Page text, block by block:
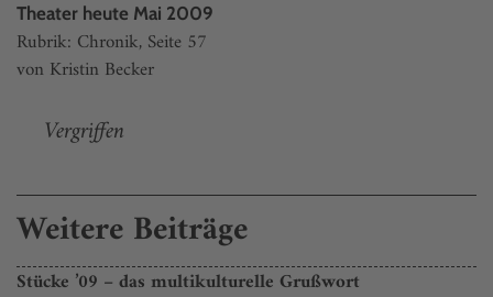
Theater heute Mai 2009
Rubrik: Chronik, Seite 57
von Kristin Becker
Vergriffen
Weitere Beiträge
Stücke ’09 – das multikulturelle Grußwort